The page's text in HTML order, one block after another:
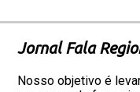
Jornal Fala
Nosso objetivo é